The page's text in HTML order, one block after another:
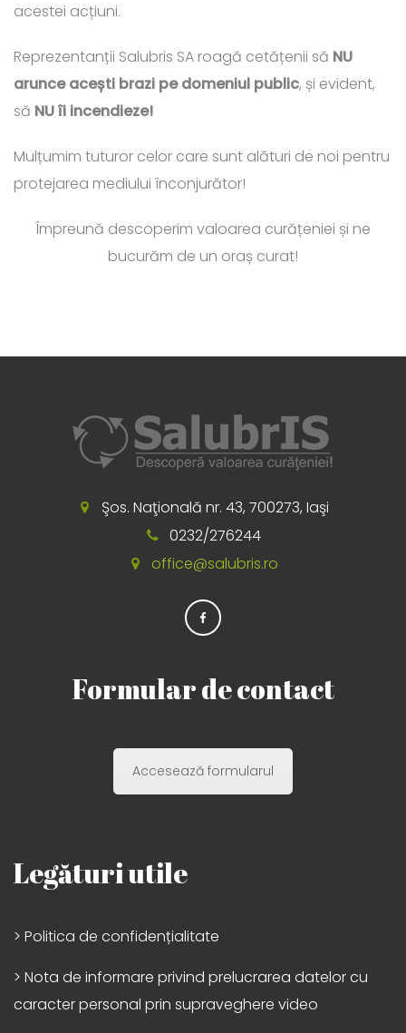
acestei acțiuni.
Reprezentanții Salubris SA roagă cetățenii să NU
arunce acești brazi pe domeniul public, și evident,
să NU îi incendieze!
Mulțumim tuturor celor care sunt alături de noi pentru
protejarea mediului înconjurător!
Împreună descoperim valoarea curățeniei și ne
bucurăm de un oraș curat!
Şos. Naţională nr. 43, 700273, Iaşi
0232/276244
office@salubris.ro
Formular de contact
Accesează formularul
Legături utile
> Politica de confidențialitate
> Nota de informare privind prelucrarea datelor cu
caracter personal prin supraveghere video